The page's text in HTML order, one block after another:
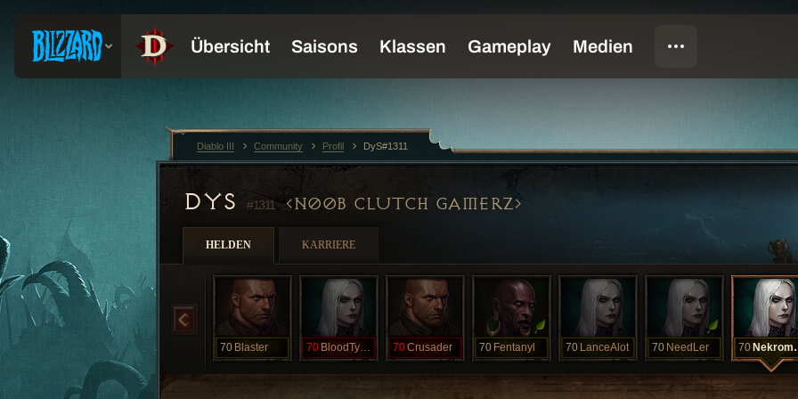
DYS #1311 N00B CLUTCH GAMERZ
HELDEN KARRIERE
70 Blaster 70 BloodTyphoon 70Crusader 70 Fentanyl 70 LanceAlot 70 NeedLer 70
Diablo III Community Profil DyS#1311